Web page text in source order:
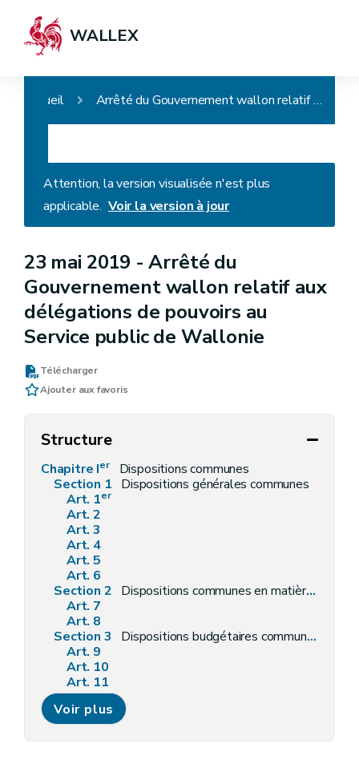
WALLEX
Accueil Arrêté du Gouvernement wallon relatif aux délégations de pouvoirs au Service public de Wallonie
Attention, la version visualisée n'est plus
applicable. Voir la version à jour
23 mai 2019 -Arrêté du
Gouvernement wallon relatif aux
délégations de pouvoirs au
Service public de Wallonie
Télécharger
Ajouter aux favoris
Structure
Chapitre Ier
Dispositions communes
Section 1 Dispositions générales communes
Art. 1er
Art. 2
Art. 3
Art. 4
Art. 5
Art. 6
Section 2 Dispositions communes en matière de personnel
Art. 7
Art. 8
Section 3
Dispositions budgétaires communes
Art. 9
Art. 10
Art. 11
Art. 12
Art. 13
Art. 14
Voir plus